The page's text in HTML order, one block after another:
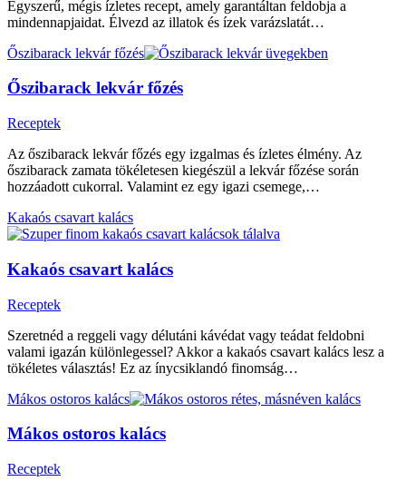
Egyszerű, mégis ízletes recept, amely garantáltan feldobja a
mindennapjaidat. Élvezd az illatok és ízek varázslatát…
Őszibarack lekvár főzés
Őszibarack lekvár főzés
Receptek
Az őszibarack lekvár főzés egy izgalmas és ízletes élmény. Az
őszibarack zamata tökéletesen kiegészül a lekvár főzése során
hozzáadott cukorral. Valamint ez egy igazi csemege,…
Kakaós csavart kalács
Kakaós csavart kalács
Receptek
Szeretnéd a reggeli vagy délutáni kávédat vagy teádat feldobni
valami igazán különlegessel? Akkor a kakaós csavart kalács lesz a
tökéletes választás! Ez az ínycsiklandó finomság…
Mákos ostoros kalács
Mákos ostoros kalács
Receptek